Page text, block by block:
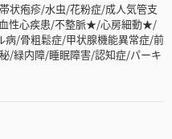
状疱疹/水虫/花粉症/成人気管支
性心疾患/不整脈★/心房細動★/
/骨粗鬆症/甲状腺機能異常症/前
/緑内障/睡眠障害/認知症/パーキ